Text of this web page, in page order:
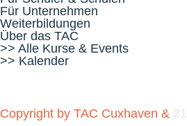
Für Unternehmen
Weiterbildungen
Über das TAC
>> Alle Kurse & Events
>> Kalender
Copyright by TAC Cuxhaven &